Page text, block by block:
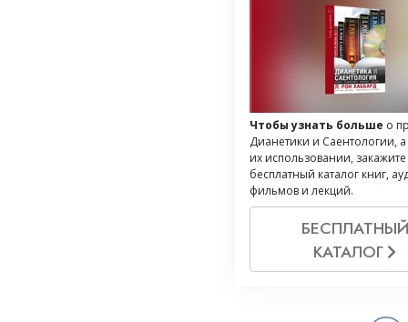
Чтобы узнать больше о
Дианетики и Саентологии,
их использовании, закажите
бесплатный каталог книг,
фильмов и лекций.
БЕСПЛАТНЫЙ
КАТАЛОГ